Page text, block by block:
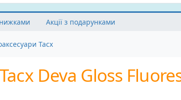
Акції з подарунками
Tacx
Deva Gloss